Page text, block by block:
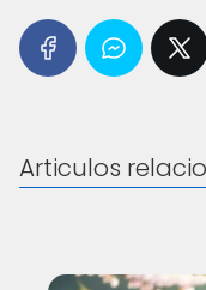
Articulos